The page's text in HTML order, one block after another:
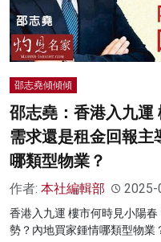
邵志堯傾傾傾
邵志堯：香港入九運
需求還是租金回報主
哪類型物業？
作者: 本社編輯部 2025-
香港入九運 樓市何時見小陽
勢？內地買家鍾情哪類型物業